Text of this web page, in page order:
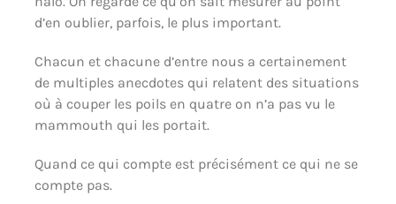
d’en oublier, parfois, le plus important.
Chacun et chacune d’entre nous a certainement
de multiples anecdotes qui relatent des situations
où à couper les poils en quatre on n’a pas vu le
mammouth qui les portait.
Quand ce qui compte est précisément ce qui ne se
compte pas.